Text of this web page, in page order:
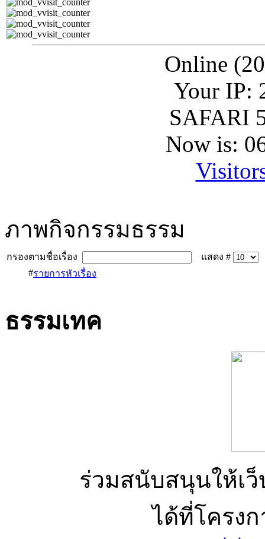
Online
Your IP:
SAFARI
Now is:
ภาพกิจกรรมธรรม
กรองตามชื่อเรื่อง
แสดง #
#รายการหัวเรื่อง
ธรรมเทค
ร่วมสนับสนุนให้เ
ได้ที่โครง